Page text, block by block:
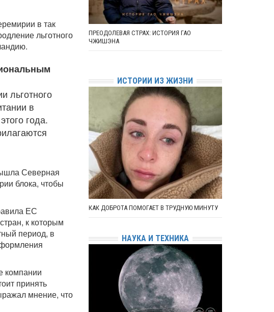
в так
льготного
льготного
в
года.
Северная
блока, чтобы
ЕС
к которым
период, в
компании
принять
мнение, что
ПРЕОДОЛЕВАЯ СТРАХ: ИСТОРИЯ ГАО
ЧЖИШЭНА
ИСТОРИИ ИЗ ЖИЗНИ
КАК ДОБРОТА ПОМОГАЕТ В ТРУДНУЮ МИНУТУ
НАУКА И ТЕХНИКА